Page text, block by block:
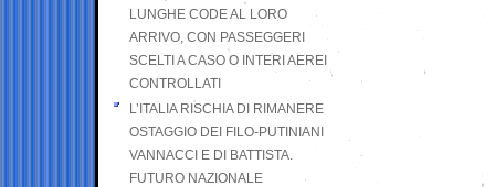
LUNGHE CODE AL LORO
ARRIVO, CON PASSEGGERI
SCELTI A CASO O INTERI AEREI
CONTROLLATI
L’ITALIA RISCHIA DI RIMANERE
OSTAGGIO DEI FILO-PUTINIANI
VANNACCI E DI BATTISTA.
FUTURO NAZIONALE